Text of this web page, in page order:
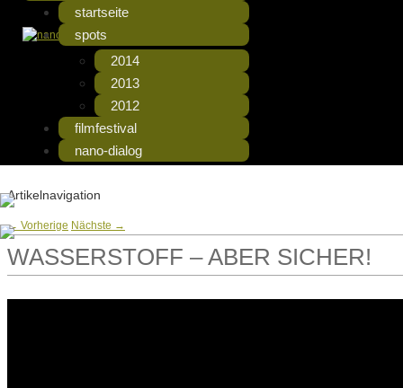
nanospots – Videos
Die Beiträge zum Fimfestival
startseite
spots
2014
2013
2012
filmfestival
nano-dialog
Artikelnavigation
← Vorherige Nächste →
WASSERSTOFF – ABER SICHER!